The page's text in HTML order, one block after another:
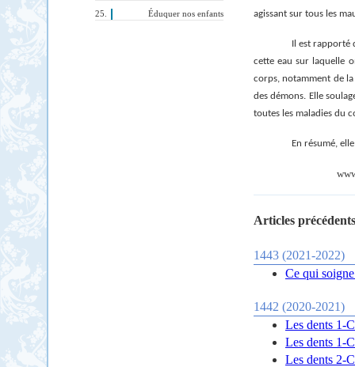
Éduquer nos enfants
agissant sur tous les
Il est rapporté
cette eau sur laquelle
corps, notamment de
des démons. Elle
toutes les maladies du
En résumé,
Articles
1443 (2021-2022)
Ce qui
1442 (2020-2021)
Les dents 1-
Les dents 1-
Les dents 2-